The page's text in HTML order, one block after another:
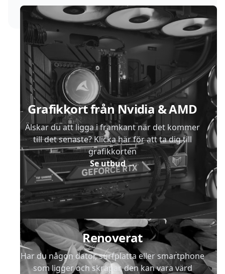
Grafikkort från Nvidia & AMD
Älskar du att ligga i framkant när det kommer
till det senaste? Klicka här för att ta dig till
grafikkorten
Se utbud→
Renoverat
Har du någon dator, surfplatta eller smartphone
som ligger och skräpar, den kan vara värd